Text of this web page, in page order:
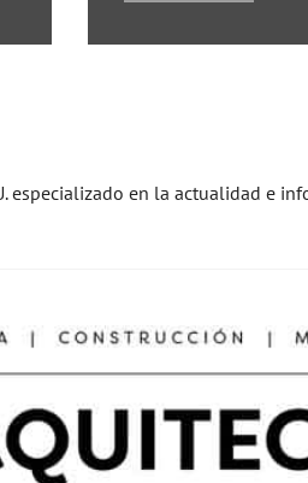
especializado en la actualidad